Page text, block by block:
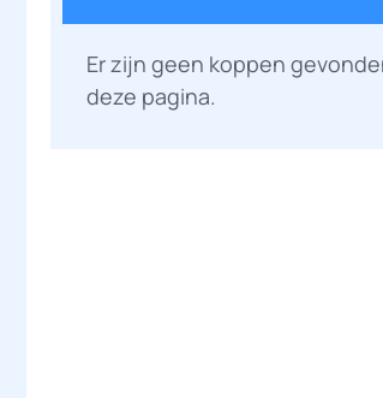
Er zijn geen koppen
deze pagina.